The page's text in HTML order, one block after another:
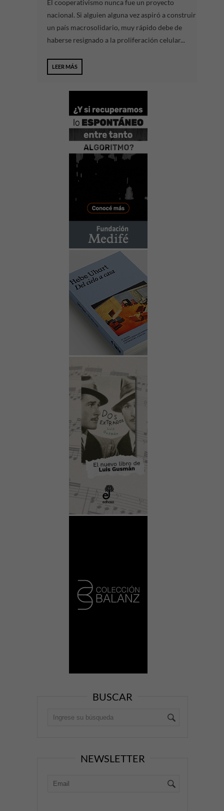
El cooperativismo nunca fue un proyecto
nacional. Si alguien alguna vez aspiró a construir
un país macrosolidario, muy rápido debe de
haberse resignado a la proliferación celular...
LEER MÁS
BUSCAR
NEWSLETTER